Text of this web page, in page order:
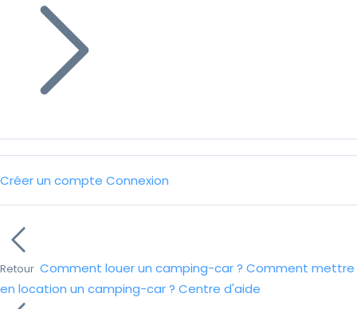
Créer un compte Connexion
Retour Comment louer un camping-car ? Comment mettre
en location un camping-car ? Centre d'aide